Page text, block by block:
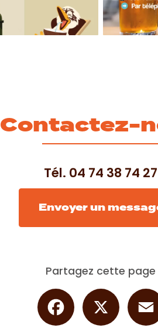
Contactez-
Tél. 04 74 38 74 27
Envoyer un
Partagez cette page
Facebook